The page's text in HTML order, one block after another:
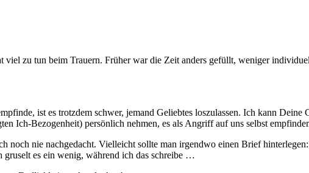
zu tun beim Trauern. Früher war die Zeit anders gefüllt, weni­ger
ist es trotz­dem schwer, jemand Geliebtes los­zu­las­sen. Ich kann Deine
Ich-Bezogenheit) per­sön­lich neh­men, es als Angriff auf uns selbst
noch nie nach­ge­dacht. Vielleicht soll­te man irgend­wo einen Brief
es ein wenig, wäh­rend ich das schreibe …